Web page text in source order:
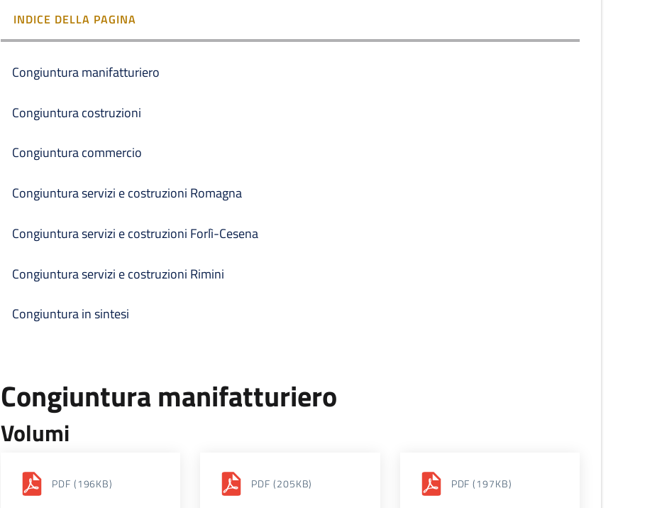
INDICE DELLA PAGINA
Congiuntura manifatturiero
Congiuntura costruzioni
Congiuntura commercio
Congiuntura servizi e costruzioni Romagna
Congiuntura servizi e costruzioni Forlì-Cesena
Congiuntura servizi e costruzioni Rimini
Congiuntura in sintesi
Congiuntura manifatturiero
Volumi
PDF (196KB) PDF (205KB) PDF (197KB)